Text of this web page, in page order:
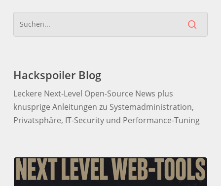
Hackspoiler Blog
Leckere Next-Level Open-Source News plus
knusprige Anleitungen zu Systemadministration,
Privatsphäre, IT-Security und Performance-Tuning